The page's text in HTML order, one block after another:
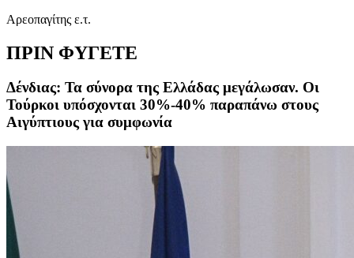
Αρεοπαγίτης ε.τ.
ΠΡΙΝ ΦΥΓΕΤΕ
Δένδιας: Τα σύνορα της Ελλάδας μεγάλωσαν. Οι
Τούρκοι υπόσχονται 30%-40% παραπάνω στους
Αιγύπτιους για συμφωνία